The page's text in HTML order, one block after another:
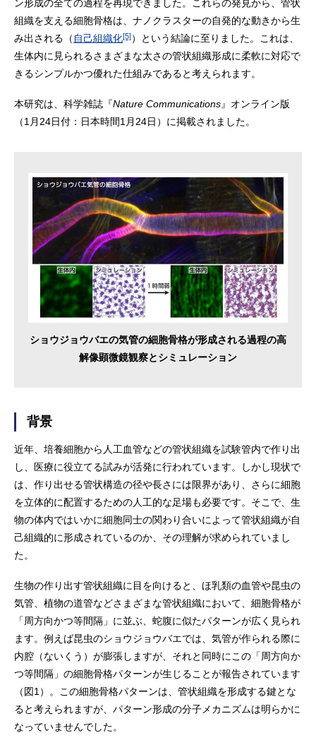
ン形成の全ての過程を再現できました。これらの発見から、管状
組織を支える細胞骨格は、ナノクラスターの自発的な動きから生
み出される（ 自己組織化[5]）という結論に至りました。これは、
生体内に見られるさまざまな太さの管状組織形成に柔軟に対応で
きるシンプルかつ優れた仕組みであると考えられます。
本研究は、科学雑誌『Nature Communications』オンライン版
（1月24日付：日本時間1月24日）に掲載されました。
ショウジョウバエの気管の細胞骨格が形成される過程の高
解像顕微鏡観察とシミュレーション
背景
近年、培養細胞から人工血管などの管状組織を試験管内で作り出
し、医療に役立てる試みが活発に行われています。しかし現状で
は、作り出せる管状構造の径や長さには限界があり、さらに細胞
を立体的に配置するための人工的な足場も必要です。そこで、生
物の体内ではいかに細胞同士の関わり合いによって管状組織が自
己組織的に形成されているのか、その理解が求められていまし
た。
生物の作り出す管状組織に目を向けると、ほ乳類の血管や昆虫の
気管、植物の道管などさまざまな管状組織において、細胞骨格が
「周方向かつ等間隔」に並ぶ、蛇腹に似たパターンが広く見られ
ます。例えば昆虫のショウジョウバエでは、気管が作られる際に
内腔（ないくう）が膨張しますが、それと同時にこの「周方向か
つ等間隔」の細胞骨格パターンが生じることが報告されています
（図1）。この細胞骨格パターンは、管状組織を形成する鍵とな
ると考えられますが、パターン形成の分子メカニズムは明らかに
なっていませんでした。